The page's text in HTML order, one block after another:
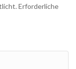
Erforderliche